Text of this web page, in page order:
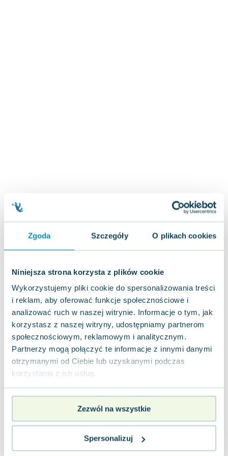
Zgoda Szczegóły O plikach cookies
Niniejsza strona korzysta z plików cookie
Wykorzystujemy pliki cookie do spersonalizowania treści
i reklam, aby oferować funkcje społecznościowe i
analizować ruch w naszej witrynie. Informacje o tym, jak
korzystasz z naszej witryny, udostępniamy partnerom
społecznościowym, reklamowym i analitycznym.
Partnerzy mogą połączyć te informacje z innymi danymi
otrzymanymi od Ciebie lub uzyskanymi podczas
korzystania z ich usług.
Zezwól na wszystkie
Spersonalizuj
Piotr Semka
Jarosław Iwaszkiewicz
Joseph Murphy
Jan Sztaudynger
Oscar Wilde
Małgorzata Ohme
Maddie Ziegler
Leszek Czarnecki
Joanna Racewicz
Maria Seweryn
Janina Zającówna
Eric Helms
Nela Mała Reporterka
Barbara Wrzesińska